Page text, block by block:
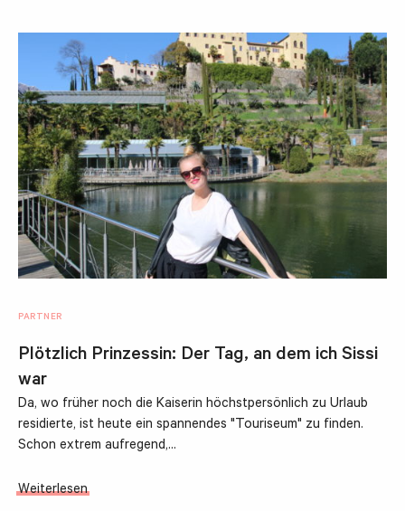
PARTNER
Plötzlich Prinzessin: Der Tag, an dem ich Sissi
war
Da, wo früher noch die Kaiserin höchstpersönlich zu Urlaub
residierte, ist heute ein spannendes "Touriseum" zu finden.
Schon extrem aufregend,…
Weiterlesen